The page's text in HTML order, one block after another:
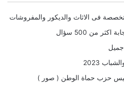
فى الاثاث والديكور والمفروشات
من 500 سؤال
جميل
2023
حزب حماة الوطن ( صور )